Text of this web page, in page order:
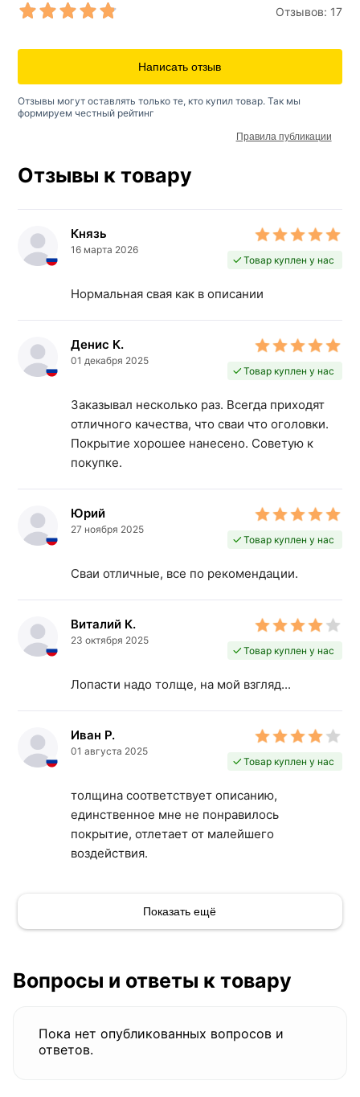
Отзывы к товару
Князь
16 марта 2026
Товар куплен у нас
Нормальная свая как в описании
Денис К.
01 декабря 2025
Товар куплен у нас
Заказывал несколько раз. Всегда приходят
отличного качества, что сваи что оголовки.
Покрытие хорошее нанесено. Советую к
покупке.
Юрий
27 ноября 2025
Товар куплен у нас
Сваи отличные, все по рекомендации.
Виталий К.
23 октября 2025
Товар куплен у нас
Лопасти надо толще, на мой взгляд...
Иван Р.
01 августа 2025
Товар куплен у нас
толщина соответствует описанию,
единственное мне не понравилось
покрытие, отлетает от малейшего
воздействия.
Показать ещё
Отзывов: 17
Написать отзыв
Отзывы могут оставлять только те, кто купил товар. Так мы
формируем честный рейтинг
Правила публикации
Вопросы и ответы к товару
Пока нет опубликованных вопросов и
ответов.